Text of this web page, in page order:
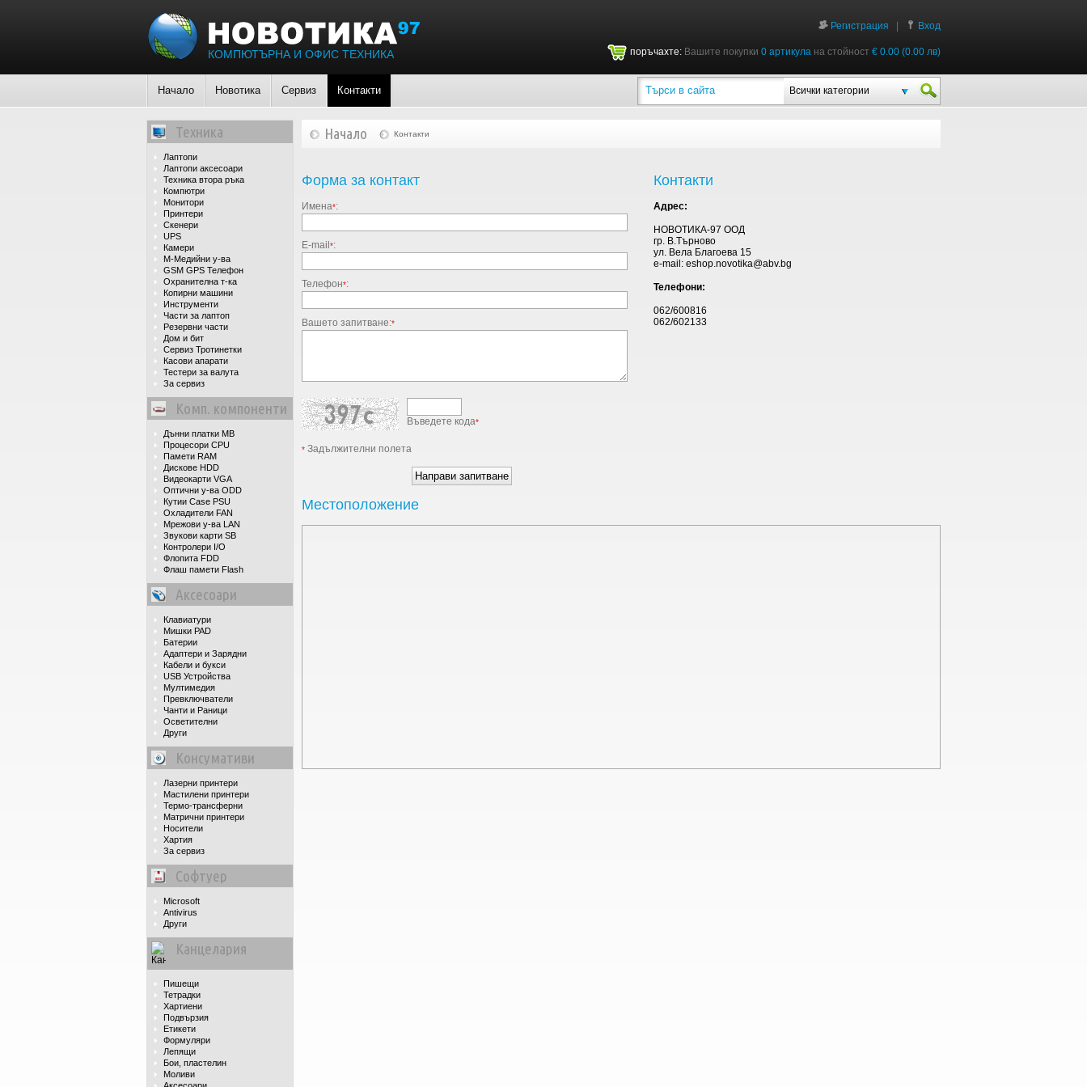
КОМПЮТЪРНА И ОФИС ТЕХНИКА
Регистрация Вход
поръчахте: Вашите покупки 0 артикула на стойност € 0.00 (0.00 лв)
Начало Новотика Сервиз Контакти Всички категории
Техника
Лаптопи
Лаптопи аксесоари
Техника втора ръка
Компютри
Монитори
Принтери
Скенери
UPS
Камери
М-Медийни у-ва
GSM GPS Телефон
Охранителна т-ка
Копирни машини
Инструменти
Части за лаптоп
Резервни части
Дом и бит
Сервиз Тротинетки
Касови апарати
Тестери за валута
За сервиз
Комп. компоненти
Дънни платки MB
Процесори CPU
Памети RAM
Дискове HDD
Видеокарти VGA
Оптични у-ва ODD
Кутии Case PSU
Охладители FAN
Мрежови у-ва LAN
Звукови карти SB
Контролери I/O
Флопита FDD
Флаш памети Flash
Аксесоари
Клавиатури
Мишки PAD
Батерии
Адаптери и Зарядни
Кабели и букси
USB Устройства
Мултимедия
Превключватели
Чанти и Раници
Осветителни
Други
Консумативи
Лазерни принтери
Мастилени принтери
Термо-трансферни
Матрични принтери
Носители
Хартия
За сервиз
Софтуер
Microsoft
Antivirus
Други
Канцелария
Пишещи
Тетрадки
Хартиени
Подвързия
Етикети
Формуляри
Лепящи
Бои, пластелин
Моливи
Начало Контакти
Форма за контакт
Имена*:
E-mail *:
Телефон*:
Вашето запитване:*
Въведете кода*
* Задължителни полета
Контакти
Адрес:
НОВОТИКА-97 ООД
гр. В.Търново
ул. Вела Благоева 15
e-mail: eshop.novotika@abv.bg
Телефони:
062/600816
062/602133
Местоположение